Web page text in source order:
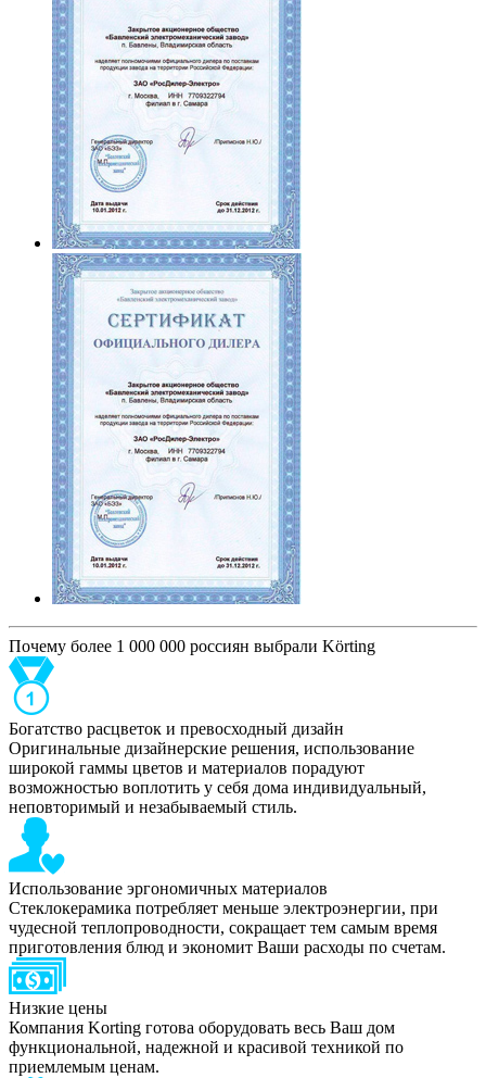
Почему более 1 000 000 россиян выбрали Körting
Богатство расцветок и превосходный дизайн
Оригинальные дизайнерские решения, использование
широкой гаммы цветов и материалов порадуют
возможностью воплотить у себя дома индивидуальный,
неповторимый и незабываемый стиль.
Использование эргономичных материалов
Стеклокерамика потребляет меньше электроэнергии, при
чудесной теплопроводности, сокращает тем самым время
приготовления блюд и экономит Ваши расходы по счетам.
Низкие цены
Компания Korting готова оборудовать весь Ваш дом
функциональной, надежной и красивой техникой по
приемлемым ценам.